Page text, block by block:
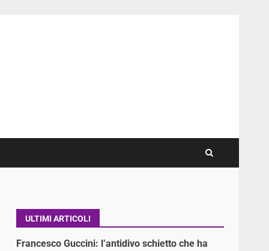
ULTIMI ARTICOLI
Francesco Guccini: l’antidivo schietto che ha